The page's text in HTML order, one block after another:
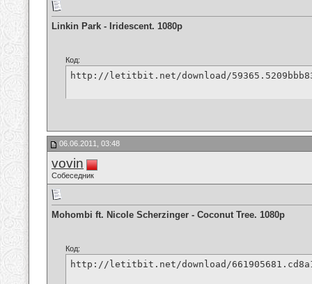
Linkin Park - Iridescent. 1080p
Код:
http://letitbit.net/download/
06.06.2011, 03:48
vovin
Собеседник
Mohombi ft. Nicole Scherzinger - Coconut Tree. 1080p
Код:
http://letitbit.net/download/